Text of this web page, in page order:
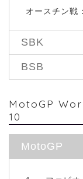
オースチン戦
SBK
BSB
MotoGP
10
MotoGP